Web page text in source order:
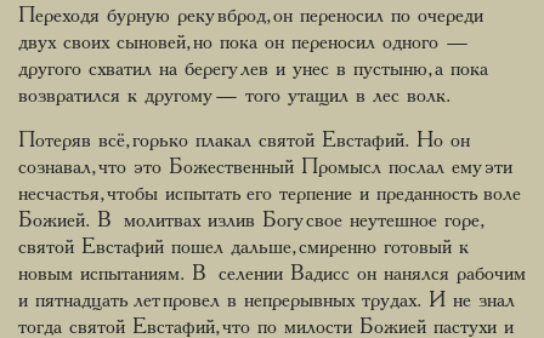
Переходя бурную реку вброд, он переносил по очереди
двух своих сыновей, но пока он переносил одного —
другого схватил на берегу лев и унес в пустыню, а пока
возвратился к другому — того утащил в лес волк.
Потеряв всё, горько плакал святой Евстафий. Но он
сознавал, что это Божественный Промысл послал ему эти
несчастья, чтобы испытать его терпение и преданность воле
Божией. В молитвах излив Богу свое неутешное горе,
святой Евстафий пошел дальше, смиренно готовый к
новым испытаниям. В селении Вадисс он нанялся рабочим
и пятнадцать лет провел в непрерывных трудах. И не знал
тогда святой Евстафий, что по милости Божией пастухи и